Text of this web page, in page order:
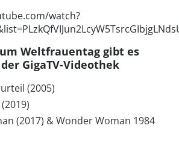
watch?
Weltfrauentag gibt es
GigaTV-Videothek
(2005)
(2017) & Wonder Woman 1984